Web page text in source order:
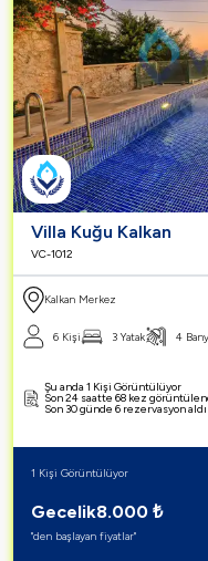
Villa Kuğu Kalkan
VC-1012
Kalkan Merkez
6 Kişi 3 Yatak 4
Şu anda 1 Kişi Görüntülüyor
Son 24 saatte 68 kez
Son 30 günde 6 rezervasyon aldı
Gecelik8.000 ₺
"den başlayan fiyatlar"
1 Kişi Görüntülüyor